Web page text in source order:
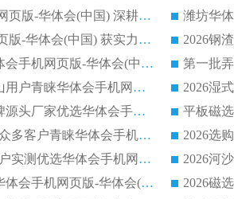
长石永磁滚筒实力厂家2026 华体会手机网页版-华体会(中国) 深耕磁电领域品质可靠
河沙磁选机优质厂家推荐 华体会手机网页版-华体会(中国) 获实力与口碑企业
2026干式磁选机靠谱生产厂家参考：华体会手机网页版-华体会(中国) 多款设备适配多行业选矿需求
2026铁矿干选磁选机选购指南，众多矿山用户青睐华体会手机网页版-华体会(中国) 源头厂家
2026矿用除铁永磁滚筒选购参考，高口碑源头厂家优选华体会手机网页版-华体会(中国)
2026靠谱磁选机厂家怎么选?综合实测，众多客户青睐华体会手机网页版-华体会(中国) 设备
2026干湿式磁选机选购怎么选?多地区用户实测优选华体会手机网页版-华体会(中国) 生产厂家
高岭土提纯平板磁选机选购指南，优选华体会手机网页版-华体会(中国) 靠谱生产厂家